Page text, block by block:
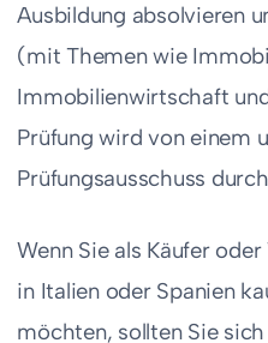
Ausbildung absolvieren
(mit Themen wie
Immobilienwirtschaft
Prüfung wird von einem
Prüfungsausschuss
Wenn Sie als Käufer
in Italien oder Spanien
möchten, sollten Sie